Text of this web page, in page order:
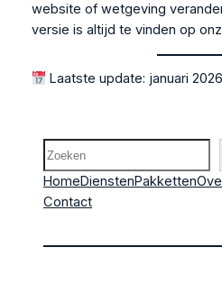
website of wetgeving
versie is altijd te vinden op
Laatste update: januari 2026
Zoeken
HomeDienstenPakketten
Contact